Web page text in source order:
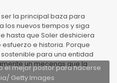
el mejor postor para hacerse
Getty Images
la principal baza para
los nuevos tiempos y siga
hasta que Soler deshiciera
e historia. Porque
para una entidad
un mecenas que la